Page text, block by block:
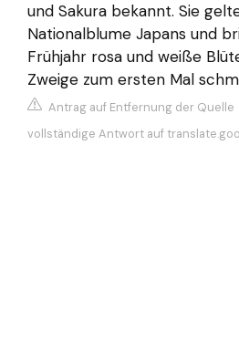
und Sakura bekannt. Sie
Nationalblume Japans und
Frühjahr rosa und weiße
Zweige zum ersten Mal
Antrag auf Entfernung der Quelle
vollständige Antwort auf